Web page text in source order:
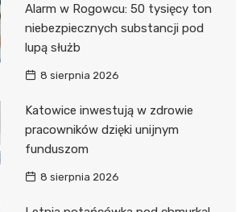
Alarm w Rogowcu: 50 tysięcy ton
niebezpiecznych substancji pod
lupą służb
8 sierpnia 2026
Katowice inwestują w zdrowie
pracowników dzięki unijnym
funduszom
8 sierpnia 2026